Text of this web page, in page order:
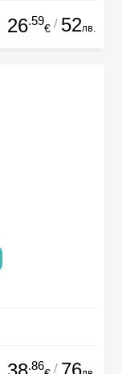
26.59
€ / 52лв.
.86 / 76